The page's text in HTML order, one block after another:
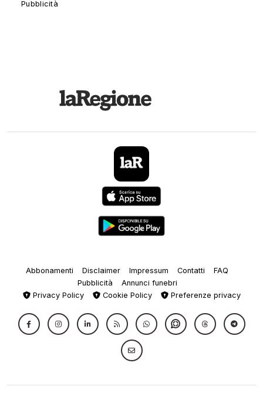
Abbonamenti Disclaimer Impressum Contatti
FAQ
Pubblicità
Annunci funebri
Privacy Policy
Cookie Policy Preferenze privacy